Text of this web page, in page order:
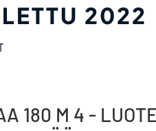
2022
180 M 4 -